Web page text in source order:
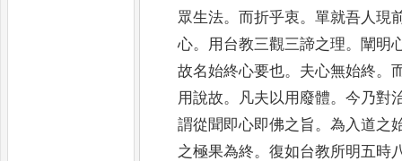
眾生法。而折乎衷。單就吾人現
心。 用台教三觀三諦之理。 闡明
故名始終心要也。 夫心無始終。
用說故。 凡夫以用廢體。今乃對
謂從聞即心即佛之旨 。為入道之
之極果為終。復如台教所明五時